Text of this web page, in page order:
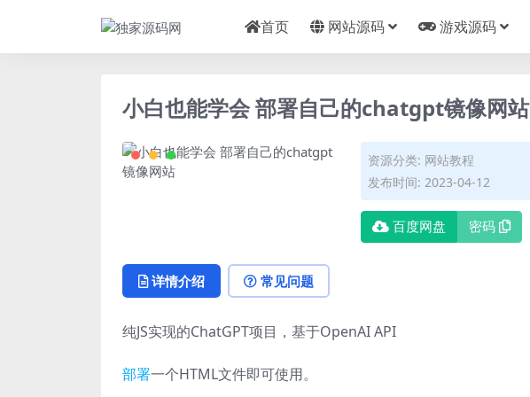
首页 网站源码 游戏源码
小白也能学会 部署自己的chatgpt镜像网站
资源分类: 网站教程
发布时间: 2023-04-12
百度网盘 密码
详情介绍 常见问题
纯JS实现的ChatGPT项目，基于OpenAI API
部署一个HTML文件即可使用。